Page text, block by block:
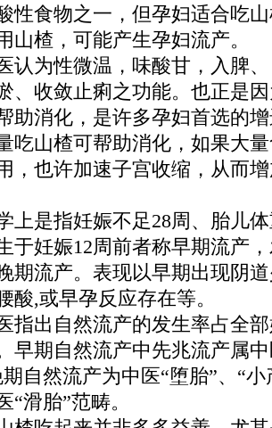
性食物之一，但孕妇适合吃
山楂，可能产生孕妇流产。
为性微温，味酸甘，入脾、
、收敛止痢之功能。也正是
助消化，是许多孕妇首选的
山楂可帮助消化，如果大量
，也许加速子宫收缩，从而
是指妊娠不足28周、胎儿体
于妊娠12周前者称早期流产
期流产。表现以早期出现阴
酸,或早孕反应存在等。
出自然流产的发生率占全部
早期自然流产中先兆流产属
自然流产为中医“堕胎”、“
“滑胎”范畴。